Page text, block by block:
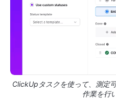
ClickUpタスクを使って、測定
作業を行